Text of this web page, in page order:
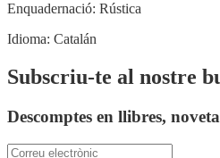
Enquadernació: Rústica
Idioma: Catalán
Subscriu-te al nostre
Descomptes en llibres,